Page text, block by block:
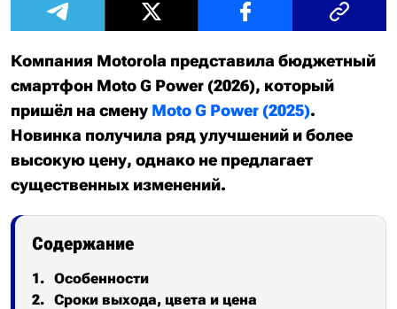
Компания Motorola представила бюджетный
смартфон Moto G Power (2026), который
пришёл на смену Moto G Power (2025).
Новинка получила ряд улучшений и более
высокую цену, однако не предлагает
существенных изменений.
Содержание
Особенности
Сроки выхода, цвета и цена